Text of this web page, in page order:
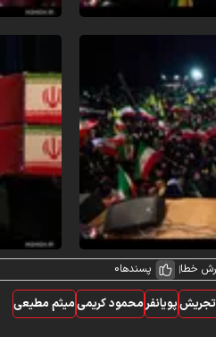
خطا پسندها0
تجریشپویانفرمحمود کریمیمیثم مطیعی